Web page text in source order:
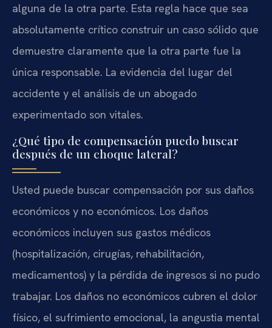
alguna de la otra parte. Esta regla hace que sea
absolutamente crítico construir un caso sólido que
demuestre claramente que la otra parte fue la
única responsable. La evidencia del lugar del
accidente y el análisis de un abogado
experimentado son vitales.
¿Qué tipo de compensación puedo buscar
después de un choque lateral?
Usted puede buscar compensación por sus daños
económicos y no económicos. Los daños
económicos incluyen sus gastos médicos
(hospitalización, cirugías, rehabilitación,
medicamentos) y la pérdida de ingresos si no pudo
trabajar. Los daños no económicos cubren el dolor
físico, el sufrimiento emocional, la angustia mental